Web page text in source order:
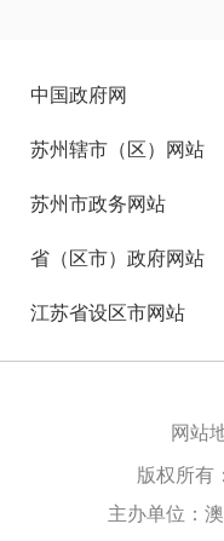
中国政府网
苏州辖市（区）网站
苏州市政务网站
省（区市）政府网站
江苏省设区市网站
网站
版权所有
主办单位：